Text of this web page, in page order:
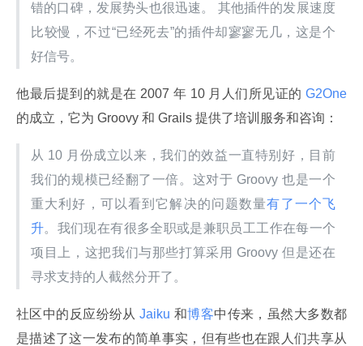
错的口碑，发展势头也很迅速。 其他插件的发展速度
比较慢，不过“已经死去”的插件却寥寥无几，这是个
好信号。
他最后提到的就是在 2007 年 10 月人们所见证的
的成立，它为 Groovy 和 Grails 提供了培训服务和咨询：
从 10 月份成立以来，我们的效益一直特别好，目前
我们的规模已经翻了一倍。这对于 Groovy 也是一个
重大利好，可以看到它解决的问题数量有了一个飞
升。 我们现在有很多全职或是兼职员工工作在每一个
项目上，这把我们与那些打算采用 Groovy 但是还在
寻求支持的人截然分开了。
社区中的反应纷纷从 Jaiku 和博客中传来，虽然大多数都
是描述了这一发布的简单事实，但有些也在跟人们共享从